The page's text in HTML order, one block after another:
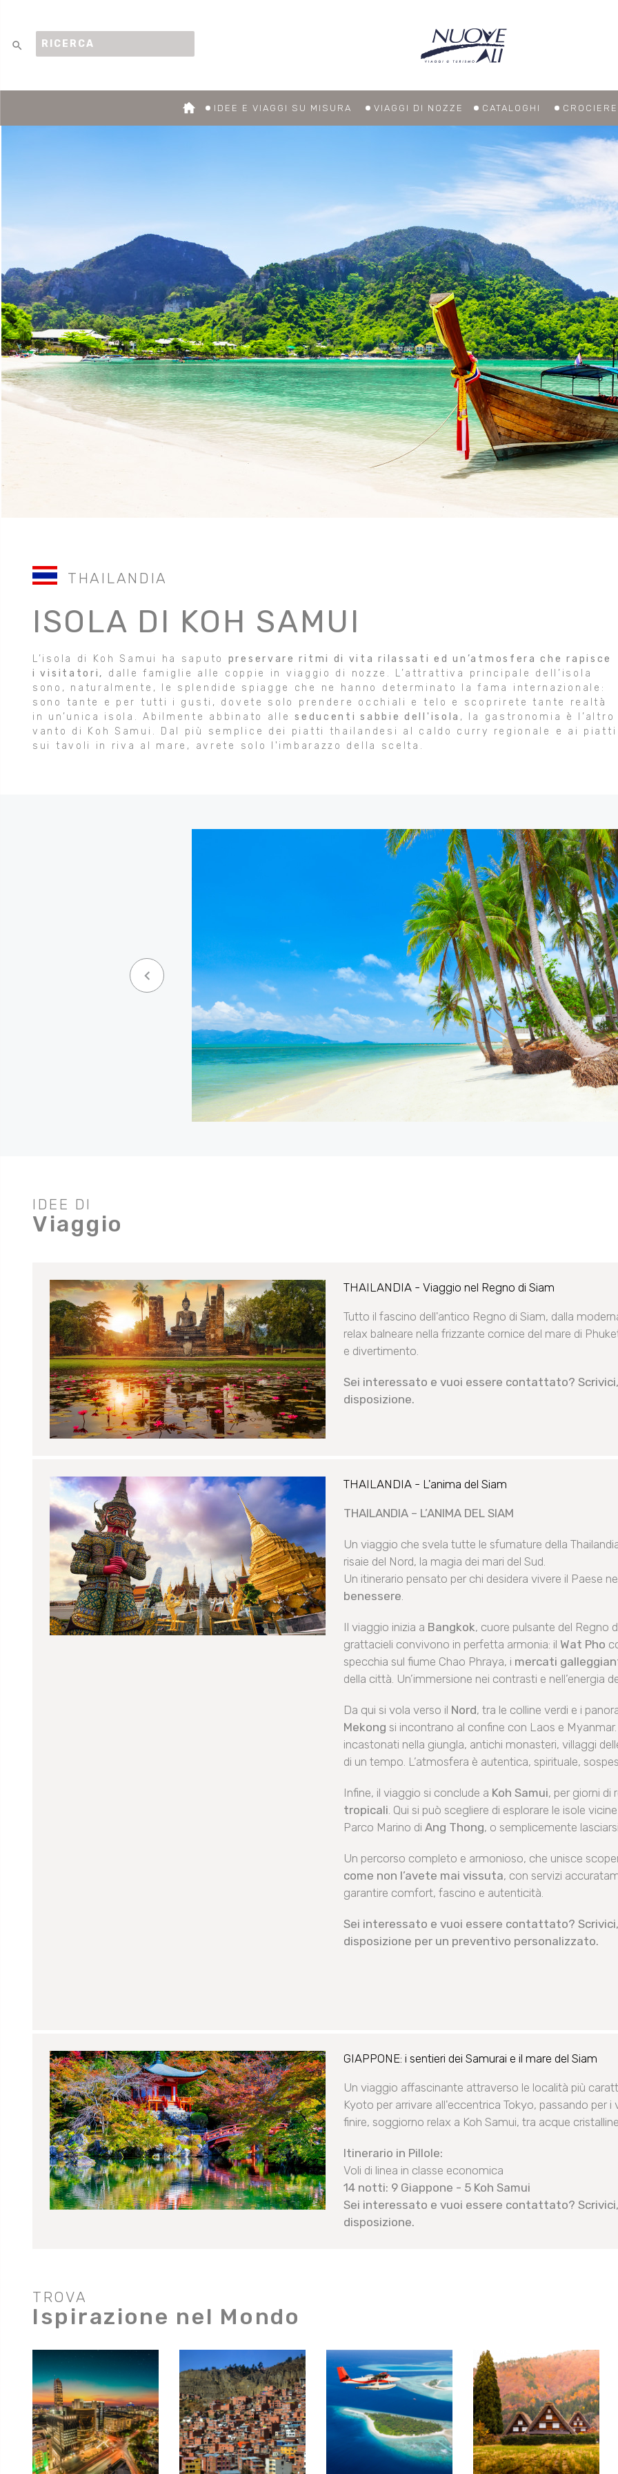
search
IDEE E VIAGGI SU MISURA VIAGGI DI NOZZE CATALOGHI CROCIERE
THAILANDIA
ISOLA DI KOH SAMUI
L’isola di Koh Samui ha saputo preservare ritmi di vita rilassati ed un’atmosfera che rapisce
i visitatori,
dalle famiglie alle coppie in viaggio di nozze. L’attrattiva principale dell’isola
sono, naturalmente, le splendide spiagge che ne hanno determinato la fama internazionale:
sono tante e per tutti i gusti, dovete solo prendere occhiali e telo e scoprirete tante realtà
in un’unica isola. Abilmente abbinato alleseducenti sabbie dell'isola , la gastronomia è l’altro
vanto di Koh Samui. Dal più semplice dei piatti thailandesi al caldo curry regionale e ai piatti
sui tavoli in riva al mare, avrete solo l'imbarazzo della scelta.
keyboard_arrow_left
IDEE DI
Viaggio
THAILANDIA - Viaggio nel Regno di Siam
Tutto il fascino dell'antico Regno di Siam, dalla
relax balneare nella frizzante cornice del mare di
e divertimento.
Sei interessato e vuoi essere contattato?
disposizione.
THAILANDIA - L'anima del Siam
THAILANDIA – L’ANIMA DEL SIAM
Un viaggio che svela tutte le sfumature della
risaie del Nord, la magia dei mari del Sud.
Un itinerario pensato per chi desidera vivere il Paese
benessere.
Il viaggio inizia a Bangkok, cuore pulsante del Regno
grattacieli convivono in perfetta armonia: il Wat Pho
specchia sul fiume Chao Phraya, i mercati
della città. Un’immersione nei contrasti e nell’energia
Da qui si vola verso il Nord, tra le colline verdi e i
Mekong si incontrano al confine con Laos e
incastonati nella giungla, antichi monasteri, villaggi
di un tempo. L’atmosfera è autentica, spirituale,
Infine, il viaggio si conclude a Koh Samui, per giorni di
tropicali. Qui si può scegliere di esplorare le isole
Parco Marino di Ang Thong, o semplicemente
Un percorso completo e armonioso, che unisce
come non l’avete mai vissuta, con servizi
garantire comfort, fascino e autenticità.
Sei interessato e vuoi essere contattato?
disposizione per un preventivo personalizzato.
GIAPPONE: i sentieri dei Samurai e il mare del Siam
Un viaggio affascinante attraverso le località più
Kyoto per arrivare all'eccentrica Tokyo, passando per
finire, soggiorno relax a Koh Samui, tra acque
Itinerario in Pillole:
Voli di linea in classe economica
14 notti: 9 Giappone - 5 Koh Samui
Sei interessato e vuoi essere contattato?
disposizione.
TROVA
Ispirazione nel Mondo